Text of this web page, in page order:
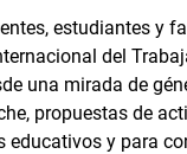
estudiantes y
del
una mirada de
propuestas de
educativos y para